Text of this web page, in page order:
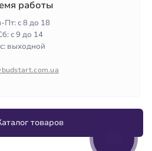
работы
Пт: с 8 до 18
с 9 до 14
выходной
товаров